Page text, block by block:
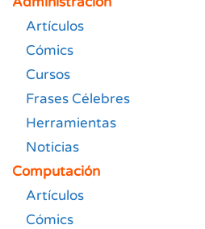
Artículos
Cómics
Cursos
Frases Célebres
Herramientas
Noticias
Computación
Artículos
Cómics